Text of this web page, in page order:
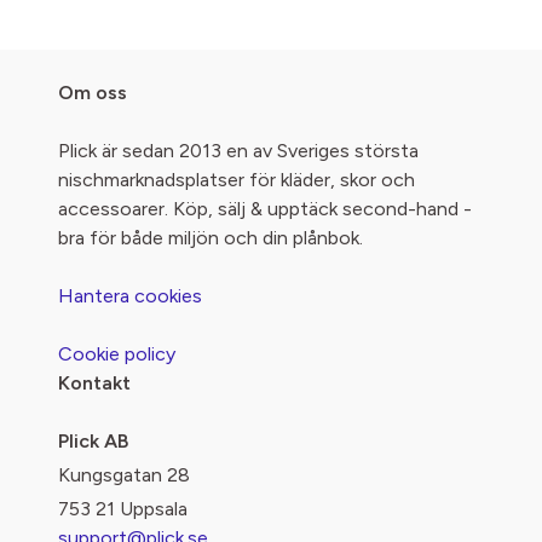
Om oss
Plick är sedan 2013 en av Sveriges största
nischmarknadsplatser för kläder, skor och
accessoarer. Köp, sälj & upptäck second-hand -
bra för både miljön och din plånbok.
Hantera cookies
Cookie policy
Kontakt
Plick AB
Kungsgatan 28
753 21 Uppsala